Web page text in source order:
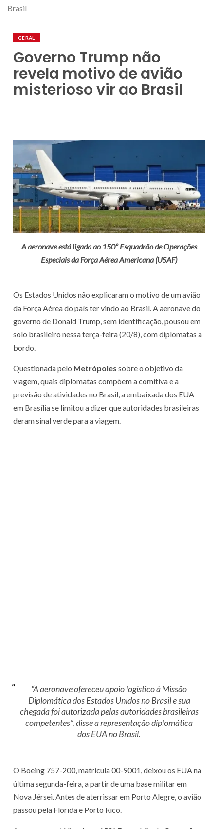
Brasil
GERAL
Governo Trump não
revela motivo de avião
misterioso vir ao Brasil
A aeronave está ligada ao 150º Esquadrão de Operações
Especiais da Força Aérea Americana (USAF)
Os Estados Unidos não explicaram o motivo de um avião
da Força Aérea do país ter vindo ao Brasil. A aeronave do
governo de Donald Trump, sem identificação, pousou em
solo brasileiro nessa terça-feira (20/8), com diplomatas a
bordo.
Questionada pelo Metrópoles sobre o objetivo da
viagem, quais diplomatas compõem a comitiva e a
previsão de atividades no Brasil, a embaixada dos EUA
em Brasília se limitou a dizer que autoridades brasileiras
deram sinal verde para a viagem.
“A aeronave ofereceu apoio logístico à Missão
Diplomática dos Estados Unidos no Brasil e sua
chegada foi autorizada pelas autoridades brasileiras
competentes”, disse a representação diplomática
dos EUA no Brasil.
O Boeing 757-200, matrícula 00-9001, deixou os EUA na
última segunda-feira, a partir de uma base militar em
Nova Jérsei. Antes de aterrissar em Porto Alegre, o avião
passou pela Flórida e Porto Rico.